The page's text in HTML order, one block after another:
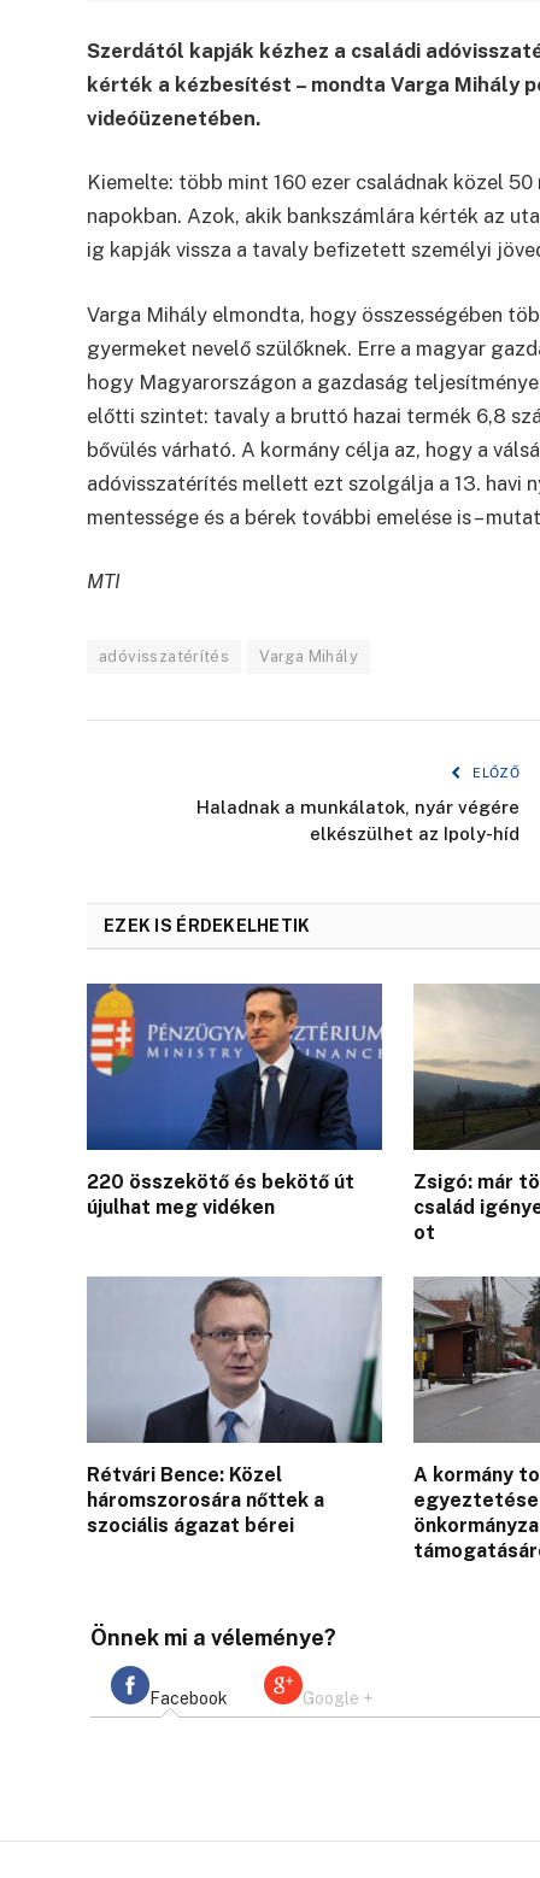
Szerdától kapják kézhez a családi
kérték a kézbesítést – mondta Varga Mihály
videóüzenetében.
Kiemelte: több mint 160 ezer családnak közel
napokban. Azok, akik bankszámlára kérték az
ig kapják vissza a tavaly befizetett személyi
Varga Mihály elmondta, hogy összességében
gyermeket nevelő szülőknek. Erre a magyar
hogy Magyarországon a gazdaság
előtti szintet: tavaly a bruttó hazai termék 6,8
bővülés várható. A kormány célja az, hogy a
adóvisszatérítés mellett ezt szolgálja a 13. havi
mentessége és a bérek további emelése is –
MTI
adóvisszatérítés Varga Mihály
ELŐZŐ
Haladnak a munkálatok, nyár végére
elkészülhet az Ipoly-híd
EZEK IS ÉRDEKELHETIK
220 összekötő és bekötő út
újulhat meg vidéken
Zsigó: már
család
ot
Rétvári Bence: Közel
háromszorosára nőttek a
szociális ágazat bérei
A kormány
Önnek mi a véleménye?
Facebook Google +